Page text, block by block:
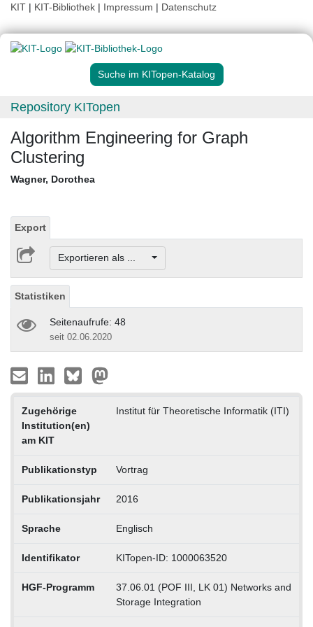
KIT | KIT-Bibliothek | Impressum | Datenschutz
Suche im KITopen-Katalog
Repository KITopen
Algorithm Engineering for Graph
Clustering
Wagner, Dorothea
Export
Exportieren als ...
Statistiken
Seitenaufrufe: 48
seit 02.06.2020
Zugehörige
Institution(en)
am KIT
Institut für Theoretische Informatik (ITI)
Publikationstyp Vortrag
Publikationsjahr 2016
Sprache Englisch
Identifikator KITopen-ID: 1000063520
HGF-Programm
37.06.01 (POF III, LK 01) Networks and
Storage Integration